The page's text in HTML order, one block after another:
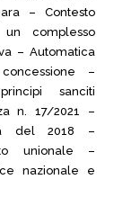
– Contesto
complesso
– Automatica
–
sanciti
n. 17/2021 –
del 2018 –
unionale –
nazionale e